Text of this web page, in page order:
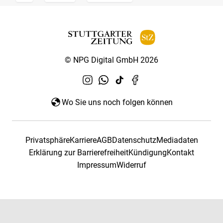
© NPG Digital GmbH 2026
Wo Sie uns noch folgen können
PrivatsphäreKarriereAGBDatenschutzMediadaten
Erklärung zur BarrierefreiheitKündigungKontakt
ImpressumWiderruf